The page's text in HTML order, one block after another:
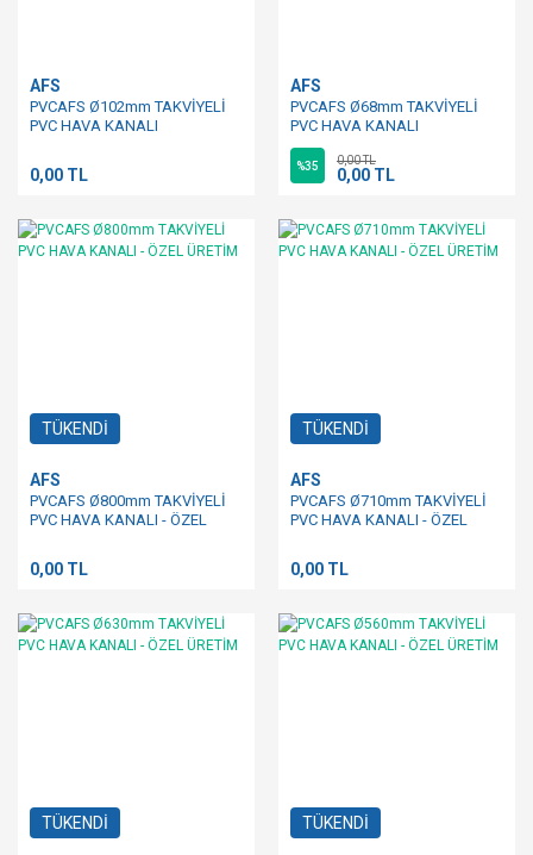
AFS
PVCAFS Ø102mm TAKVİYELİ
PVC HAVA KANALI
0,00 TL
AFS
PVCAFS Ø68mm TAKVİYELİ
PVC HAVA KANALI
%35 0,00 TL
0,00 TL
TÜKENDİ
AFS
PVCAFS Ø800mm TAKVİYELİ
PVC HAVA KANALI - ÖZEL
0,00 TL
TÜKENDİ
AFS
PVCAFS Ø710mm TAKVİYELİ
PVC HAVA KANALI - ÖZEL
0,00 TL
TÜKENDİ TÜKENDİ